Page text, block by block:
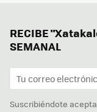
RECIBE
SEMANAL
Suscribiéndote